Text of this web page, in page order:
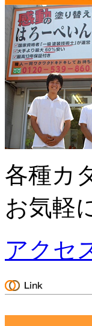
各種カ
お気軽
アクセ